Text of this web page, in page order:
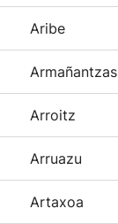
Aribe
Armañantzas
Arroitz
Arruazu
Artaxoa